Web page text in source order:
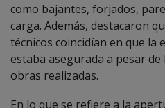
como bajantes, forjados,
carga. Además, destacaron
técnicos coincidían en que la
estaba asegurada a pesar de
obras realizadas.
En lo que se refiere a la